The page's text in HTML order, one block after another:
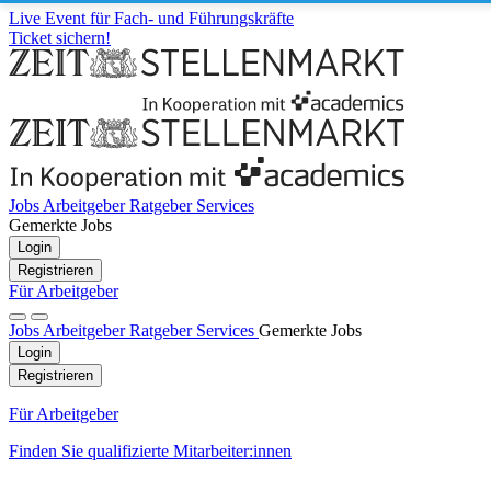
Live Event für Fach- und Führungskräfte
Ticket sichern!
Jobs ArbeitgeberRatgeber Services
Gemerkte Jobs
Login
Registrieren
Für Arbeitgeber
Jobs ArbeitgeberRatgeber Services Gemerkte Jobs
Login
Registrieren
Für Arbeitgeber
Finden Sie qualifizierte Mitarbeiter:innen